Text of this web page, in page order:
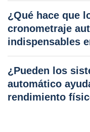
¿Qué hace que
cronometraje
indispensables
¿Pueden los
automático
rendimiento